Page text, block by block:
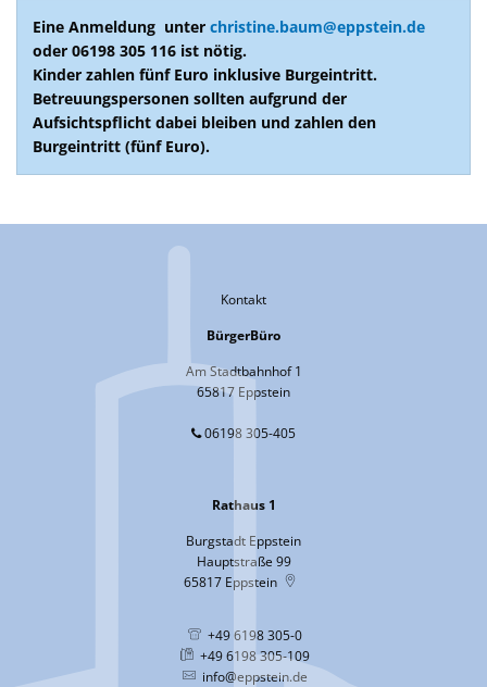
Eine Anmeldung unter christine.baum@eppstein.de
oder 06198 305 116 ist nötig.
Kinder zahlen fünf Euro inklusive Burgeintritt.
Betreuungspersonen sollten aufgrund der
Aufsichtspflicht dabei bleiben und zahlen den
Burgeintritt (fünf Euro).
Kontakt
BürgerBüro
Am Stadtbahnhof 1
65817 Eppstein
06198 305-405
Rathaus 1
Burgstadt Eppstein
Hauptstraße 99
65817 Eppstein
+49 6198 305-0
+49 6198 305-109
info@eppstein.de